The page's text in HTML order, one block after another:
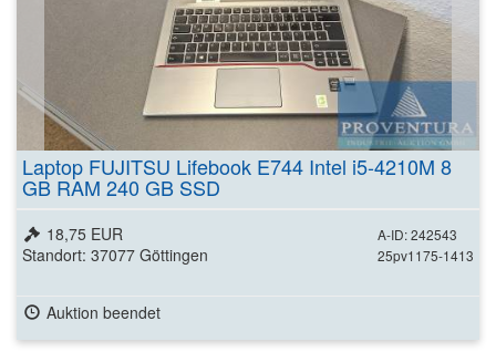
Laptop FUJITSU Lifebook E744 Intel i5-4210M 8
GB RAM 240 GB SSD
A-ID: 242543
25pv1175-1413
18,75 EUR
Standort: 37077 Göttingen
Auktion beendet